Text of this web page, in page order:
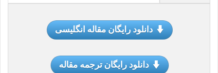
دانلود رایگان مقاله انگلیسی
دانلود رایگان ترجمه مقاله